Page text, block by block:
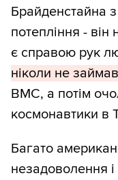
Брайденстайна
потепління -
є справою рук
ніколи не
ВМС, а потім
космонавтики в
Багато
незадоволення